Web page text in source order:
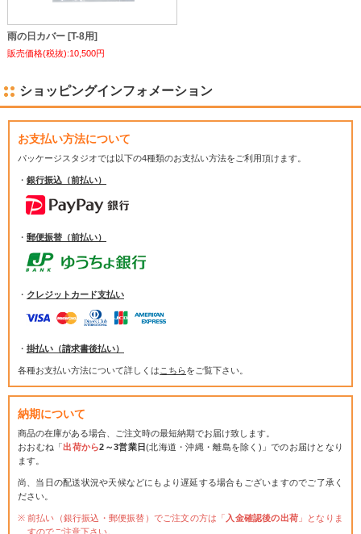
雨の日カバー [T-8用]
販売価格(税抜):10,500円
ショッピングインフォメーション
お支払い方法について
パッケージスタジオでは以下の4種類のお支払い方法をご利用頂けます。
・ 銀行振込（前払い）
・ 郵便振替（前払い）
・ クレジットカード支払い
・ 掛払い（請求書後払い）
各種お支払い方法について詳しくは こちらをご覧下さい。
納期について
商品の在庫がある場合、ご注文時の最短納期でお届け致します。
おおむね「出荷から2～3営業日(北海道・沖縄・離島を除く)」でのお届けとなり
ます。
尚、当日の配送状況や天候などにもより遅延する場合もございますのでご了承く
ださい。
前払い（銀行振込・郵便振替）でご注文の方は「 入金確認後の出荷 」となりま
すのでご注意下さい。